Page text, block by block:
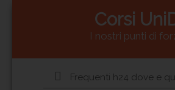
Corsi
I nostri punti di
Frequenti h24 dove e